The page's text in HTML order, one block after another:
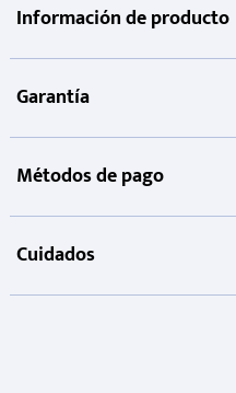
Información de producto
Garantía
Métodos de pago
Cuidados